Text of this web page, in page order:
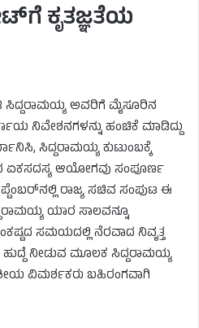
ಕೃತಜ್ಞತೆಯ
ಸಿದ್ದರಾಮಯ್ಯ ಅವರಿಗೆ ಮೈಸೂರಿನ
ನಿವೇಶನಗಳನ್ನು ಹಂಚಿಕೆ ಮಾಡಿದ್ದು
ಸಿದ್ದರಾಮಯ್ಯ ಕುಟುಂಬಕ್ಕೆ
ಏಕಸದಸ್ಯ ಆಯೋಗವು ಸಂಪೂರ್ಣ
ರಾಜ್ಯ ಸಚಿವ ಸಂಪುಟ ಈ
ಯಾರ ಸಾಲವನ್ನೂ
ಸಮಯದಲ್ಲಿ ನೆರವಾದ ನಿವೃತ್ತ
ಹುದ್ದೆ ನೀಡುವ ಮೂಲಕ ಸಿದ್ದರಾಮಯ್ಯ
ವಿಮರ್ಶಕರು ಬಹಿರಂಗವಾಗಿ